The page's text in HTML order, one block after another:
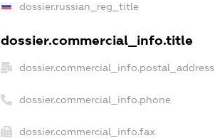
dossier.russian_reg_title
dossier.commercial_info.title
dossier.commercial_info.postal_address
dossier.commercial_info.phone
dossier.commercial_info.fax